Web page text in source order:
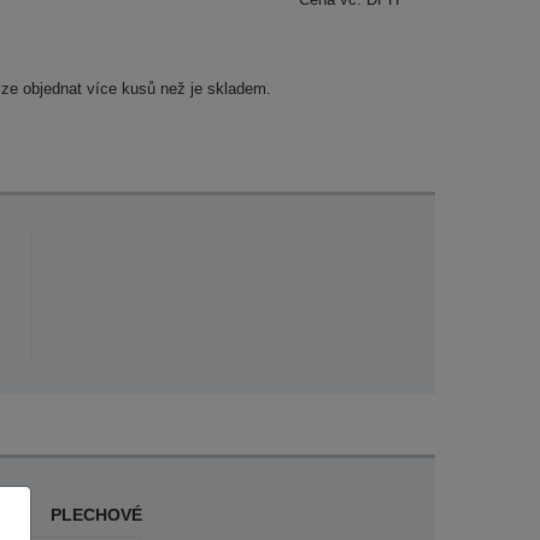
objednat více kusů než je skladem.
PLECHOVÉ